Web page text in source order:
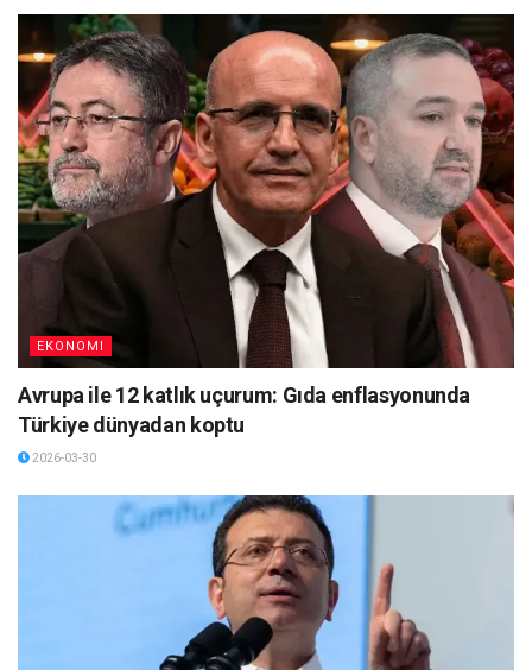
EKONOMI
Avrupa ile 12 katlık uçurum: Gıda enflasyonunda
Türkiye dünyadan koptu
2026-03-30